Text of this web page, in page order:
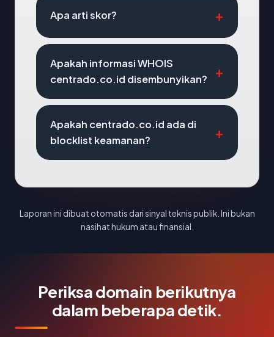
Apa arti skor?
Apakah informasi WHOIS
centrado.co.id disembunyikan?
Apakah centrado.co.id ada di
blocklist keamanan?
Laporan ini dibuat otomatis dari sinyal teknis publik. Ini bukan
nasihat hukum atau finansial.
Periksa domain berikutnya
dalam beberapa detik.